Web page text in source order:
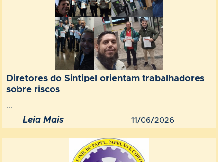
Diretores do Sintipel orientam trabalhadores
sobre riscos
...
Leia Mais 11/06/2026